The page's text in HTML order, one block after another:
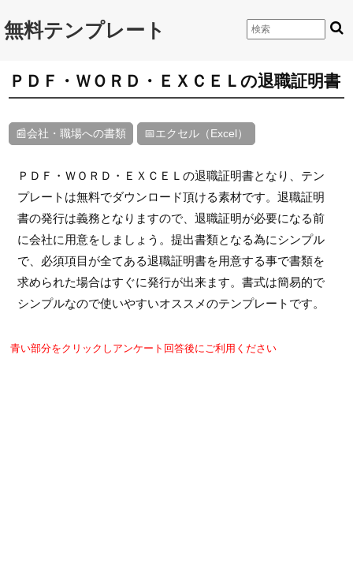
無料テンプレート
ＰＤＦ・ＷＯＲＤ・ＥＸＣＥＬの退職証明書
📰会社・職場への書類 📅エクセル（Excel）
ＰＤＦ・ＷＯＲＤ・ＥＸＣＥＬの退職証明書となり、テン
プレートは無料でダウンロード頂ける素材です。退職証明
書の発行は義務となりますので、退職証明が必要になる前
に会社に用意をしましょう。提出書類となる為にシンプル
で、必須項目が全てある退職証明書を用意する事で書類を
求められた場合はすぐに発行が出来ます。書式は簡易的で
シンプルなので使いやすいオススメのテンプレートです。
青い部分をクリックしアンケート回答後にご利用ください